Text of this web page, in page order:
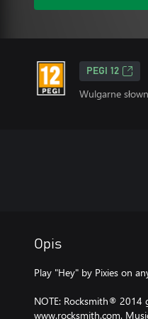
PEGI 12
Wulgarne
Opis
Play "Hey" by Pixies on
NOTE: Rocksmith® 2014
www.rocksmith.com.